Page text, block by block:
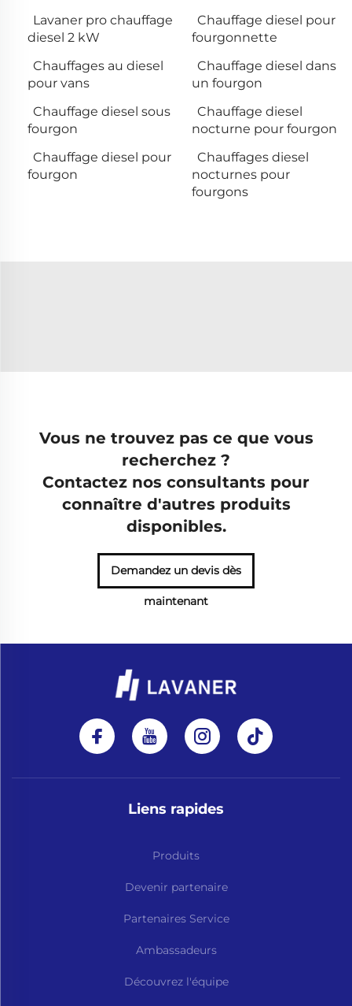
Lavaner pro chauffage
diesel 2 kW
Chauffage diesel pour
fourgonnette
Chauffages au diesel
pour vans
Chauffage diesel dans
un fourgon
Chauffage diesel sous
fourgon
Chauffage diesel
nocturne pour fourgon
Chauffage diesel pour
fourgon
Chauffages diesel
nocturnes pour
fourgons
Vous ne trouvez pas ce que vous
recherchez ?
Contactez nos consultants pour
connaître d'autres produits
disponibles.
Demandez un devis dès
maintenant
Liens rapides
Produits
Devenir partenaire
Partenaires Service
Ambassadeurs
Découvrez l'équipe